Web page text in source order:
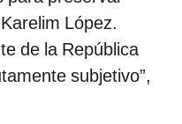
López.
de la República
subjetivo”,